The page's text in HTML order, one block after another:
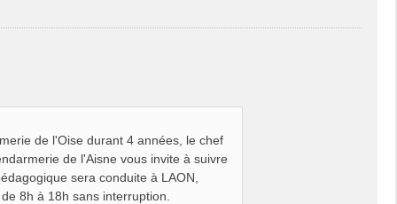
de l'Oise durant 4 années, le chef
de l'Aisne vous invite à suivre
sera conduite à LAON,
8h à 18h sans interruption.